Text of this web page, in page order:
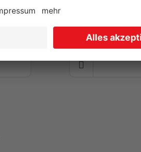
Telefon / Mobil *